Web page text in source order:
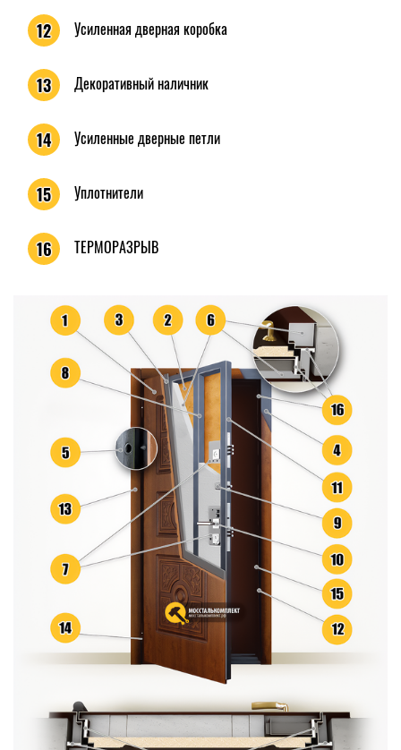
12 Усиленная дверная коробка
13 Декоративный наличник
14 Усиленные дверные петли
15 Уплотнители
16 ТЕРМОРАЗРЫВ